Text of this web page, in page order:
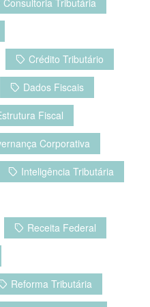
t
l
a
r
Crédito Tributário
Dados Fiscais
Fiscal
Corporativa
Inteligência Tributária
Receita Federal
Reforma Tributária